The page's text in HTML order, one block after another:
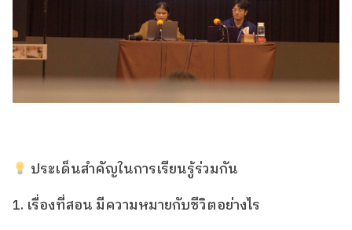
ประเด็นสำคัญในการเรียนรู้ร่วมกัน
1. เรื่องที่สอน มีความหมายกับชีวิตอย่างไร